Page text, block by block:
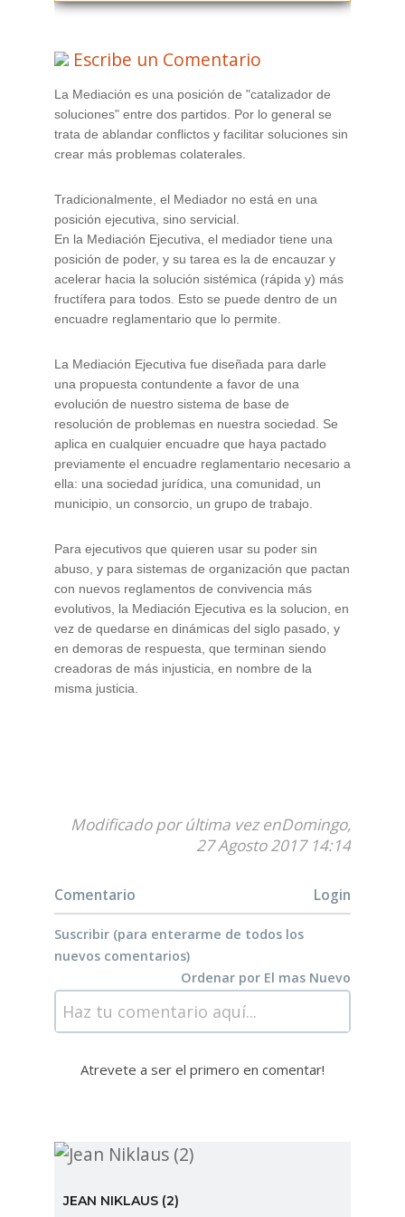
Escribe un Comentario
La Mediación es una posición de "catalizador de
soluciones" entre dos partidos. Por lo general se
trata de ablandar conflictos y facilitar soluciones sin
crear más problemas colaterales.
Tradicionalmente, el Mediador no está en una
posición ejecutiva, sino servicial.
En la Mediación Ejecutiva, el mediador tiene una
posición de poder, y su tarea es la de encauzar y
acelerar hacia la solución sistémica (rápida y) más
fructífera para todos. Esto se puede dentro de un
encuadre reglamentario que lo permite.
La Mediación Ejecutiva fue diseñada para darle
una propuesta contundente a favor de una
evolución de nuestro sistema de base de
resolución de problemas en nuestra sociedad. Se
aplica en cualquier encuadre que haya pactado
previamente el encuadre reglamentario necesario a
ella: una sociedad jurídica, una comunidad, un
municipio, un consorcio, un grupo de trabajo.
Para ejecutivos que quieren usar su poder sin
abuso, y para sistemas de organización que pactan
con nuevos reglamentos de convivencia más
evolutivos, la Mediación Ejecutiva es la solucion, en
vez de quedarse en dinámicas del siglo pasado, y
en demoras de respuesta, que terminan siendo
creadoras de más injusticia, en nombre de la
misma justicia.
Modificado por última vez enDomingo,
27 Agosto 2017 14:14
Comentario Login
Suscribir (para enterarme de todos los
nuevos comentarios)
Ordenar por El mas Nuevo
Haz tu comentario aquí...
Atrevete a ser el primero en comentar!
JEAN NIKLAUS (2)